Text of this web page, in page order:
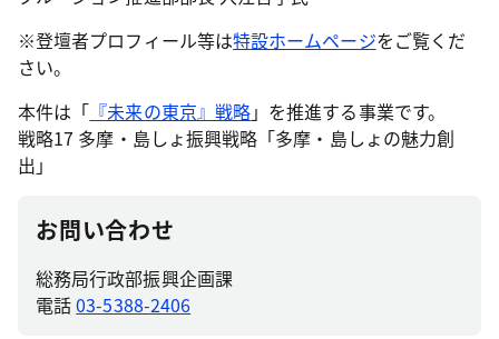
※登壇者プロフィール等は特設ホームページをご覧くだ
さい。
本件は「 『未来の東京』戦略」を推進する事業です。
戦略17 多摩・島しょ振興戦略「多摩・島しょの魅力創
出」
お問い合わせ
総務局行政部振興企画課
電話03-5388-2406